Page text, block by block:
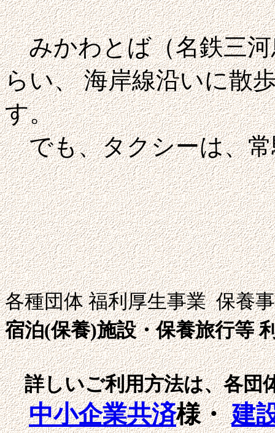
みかわとば（名鉄三河
らい、 海岸線沿いに散
す。
でも、タクシーは、
各種団体 福利厚生事業 保養
宿泊(保養)施設・保養旅行等
詳しいご利用方法は、各団
中小企業共済様・建